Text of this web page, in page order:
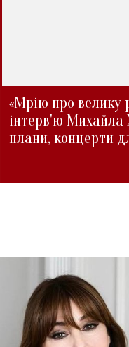
«Мрію про велику
інтерв'ю Михайла
плани, концерти